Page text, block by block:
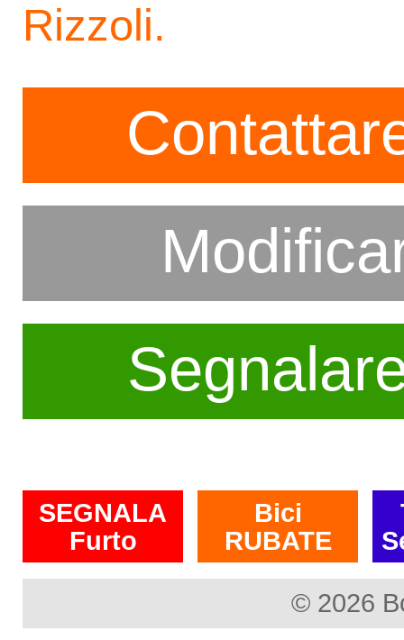
Rizzoli.
SEGNALA
Furto
Bici
RUBATE
© 2026